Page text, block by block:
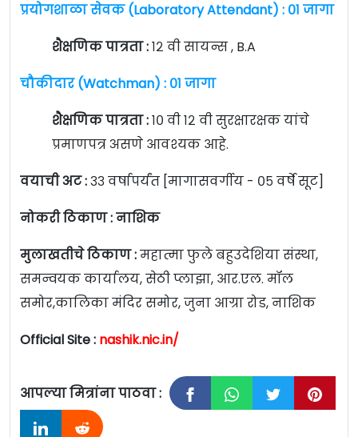
प्रयोगशाळा सेवक (Laboratory Attendant) : ०१ जागा
शैक्षणिक पात्रता :१२ वी सायन्स , B.A
चौकीदार (Watchman) : ०१ जागा
शैक्षणिक पात्रता :१० वी १२ वी सुरक्षारक्षक यांचे
प्रमाणपत्र असणे आवश्यक आहे.
वयाची अट :३३ वर्षापर्यंत [मागासवर्गीय - ०५ वर्षे सूट]
नोकरी ठिकाण : नाशिक
मुलाखतीचे ठिकाण :महात्मा फुले बहुउदेशिया संस्था,
समन्वयक कार्यालय, सेठी प्लाझा, आर.एल. मॉल
समोर,कालिका मंदिर समोर, जुना आग्रा रोड, नाशिक
Official Site : nashik.nic.in/
आपल्या मित्रांना पाठवा :